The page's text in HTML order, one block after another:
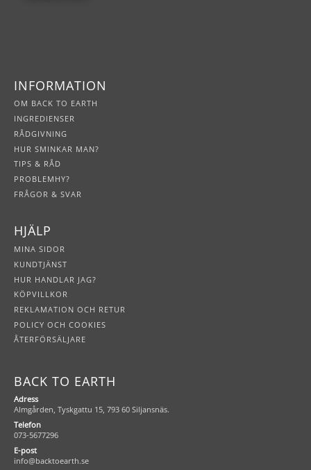
INFORMATION
OM BACK TO EARTH
INGREDIENSER
RÅDGIVNING
HUR SMINKAR MAN?
TIPS & RÅD
PROBLEMHY?
FRÅGOR & SVAR
HJÄLP
MINA SIDOR
KUNDTJÄNST
HUR HANDLAR JAG?
KÖPVILLKOR
REKLAMATION OCH RETUR
POLICY OCH COOKIES
ÅTERFÖRSÄLJARE
BACK TO EARTH
Adress
Almgården, Tyskgattu 15, 793 60 Siljansnäs.
Telefon
073-5677296
E-post
info@backtoearth.se